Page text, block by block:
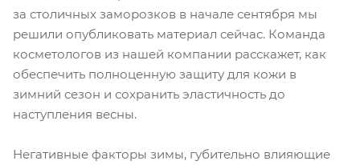
за столичных заморозков в начале сентября мы
решили опубликовать материал сейчас. Команда
косметологов из нашей компании расскажет, как
обеспечить полноценную защиту для кожи в
зимний сезон и сохранить эластичность до
наступления весны.
Негативные факторы зимы, губительно влияющие